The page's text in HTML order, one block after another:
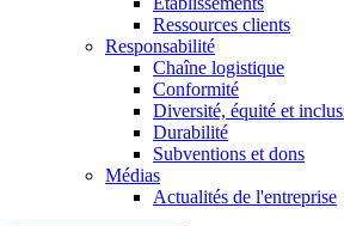
médicale. Apprenez-en plus sur notre
présentez votre idée.Ressources clients
Responsabilité
Chaîne logistique
Conformité
Diversité, équité et
Durabilité
Subventions et dons
Médias
Actualités de l'entreprise